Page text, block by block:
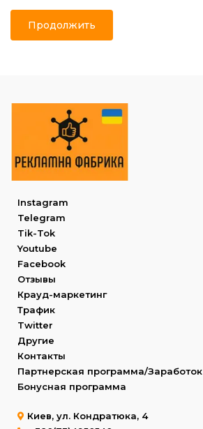
Продолжить
Instagram
Telegram
Tik-Tok
Youtube
Facebook
Отзывы
Крауд-маркетинг
Трафик
Twitter
Другие
Контакты
Партнерская программа/Заработок
Бонусная программа
Киев, ул. Кондратюка, 4